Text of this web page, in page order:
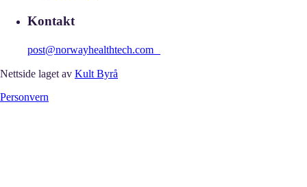
Kontakt
post@norwayhealthtech.com
Nettside laget av Kult Byrå
Personvern